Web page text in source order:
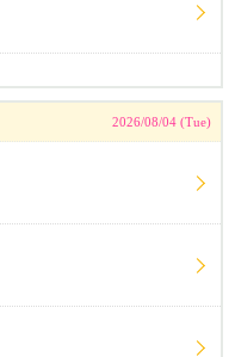
2026/08/04 (Tue)